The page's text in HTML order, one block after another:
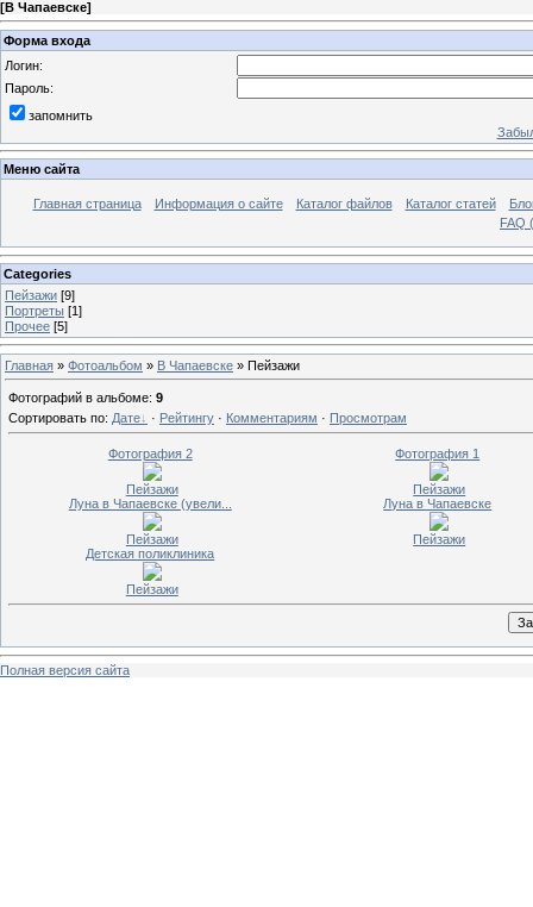
[В Чапаевске]
Форма входа
Логин:
Пароль:
запомнить
Меню сайта
Главная страница Информация о сайте Каталог файлов Каталог статей
FAQ
Categories
Пейзажи [9]
Портреты [1]
Прочее [5]
Главная » Фотоальбом » В Чапаевске » Пейзажи
Фотографий в альбоме: 9
Сортировать по: Дате · Рейтингу · Комментариям · Просмотрам
Фотография 2
Пейзажи
Фотография 1
Пейзажи
Луна в Чапаевске (увели...
Пейзажи
Луна в Чапаевске
Пейзажи
Детская поликлиника
Пейзажи
Полная версия сайта